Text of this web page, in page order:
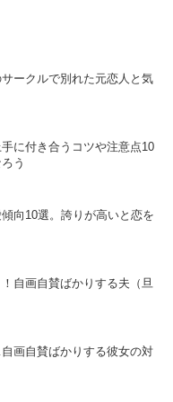
ークルで別れた元恋人と気
に付き合うコツや注意点10
う
向10選。誇りが高いと恋を
自画自賛ばかりする夫（旦
画自賛ばかりする彼女の対